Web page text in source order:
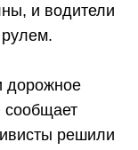
и водители
рулем.
дорожное
сообщает
решили